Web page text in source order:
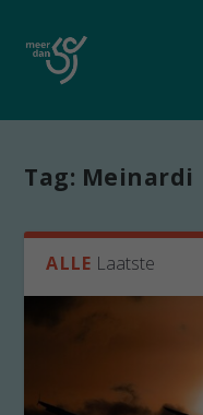
Tag: Meinardi
ALLE Laatste